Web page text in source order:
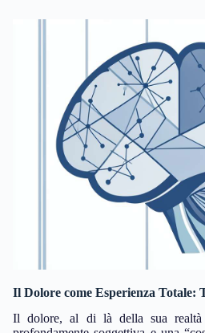
Il Dolore come Esperienza Totale:
Il dolore, al di là della sua realtà